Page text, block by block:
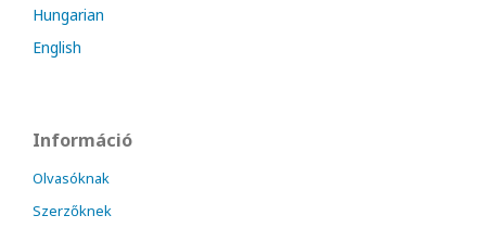
Hungarian
English
Információ
Olvasóknak
Szerzőknek